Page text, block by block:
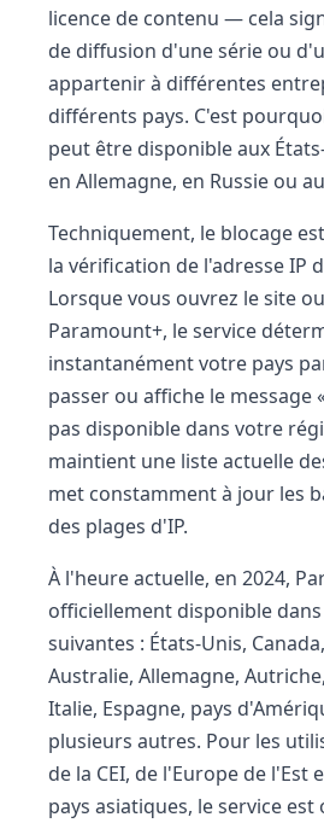
licence de contenu — cela
de diffusion d'une série ou
appartenir à différentes
différents pays. C'est
peut être disponible aux
en Allemagne, en Russie ou
Techniquement, le blocage
la vérification de l'adresse IP
Lorsque vous ouvrez le site
Paramount+, le service
instantanément votre pays
passer ou affiche le message
pas disponible dans votre
maintient une liste actuelle
met constamment à jour les
des plages d'IP.
À l'heure actuelle, en 2024,
officiellement disponible
suivantes : États-Unis,
Australie, Allemagne,
Italie, Espagne, pays
plusieurs autres. Pour les
de la CEI, de l'Europe de l'Est
pays asiatiques, le service